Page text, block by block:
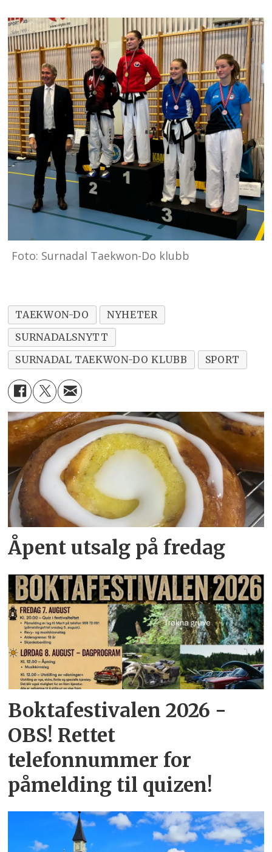
Foto: Surnadal Taekwon-Do klubb
TAEKWON-DO
NYHETER
SURNADALSNYTT
SURNADAL TAEKWON-DO KLUBB
SPORT
Åpent utsalg på fredag
Boktafestivalen 2026 -
OBS! Rettet
telefonnummer for
påmelding til quizen!